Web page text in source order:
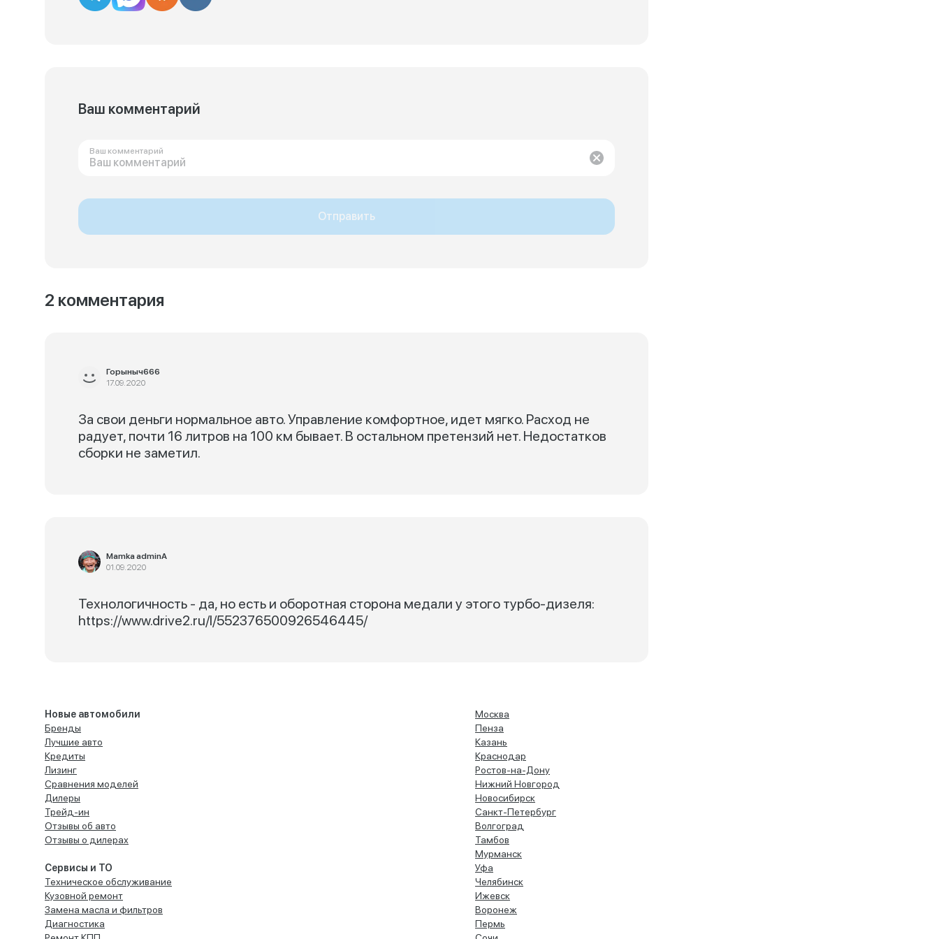
Ваш комментарий
Ваш комментарий
Отправить
2 комментария
Горыныч666
17.09.2020
За свои деньги нормальное авто. Управление комфортное, идет мягко. Расход не
радует, почти 16 литров на 100 км бывает. В остальном претензий нет. Недостатков
сборки не заметил.
Mamka adminA
01.09.2020
Технологичность - да, но есть и оборотная сторона медали у этого турбо-дизеля:
https://www.drive2.ru/l/552376500926546445/
Новые автомобили
Бренды
Лучшие авто
Кредиты
Лизинг
Сравнения моделей
Дилеры
Трейд-ин
Отзывы об авто
Отзывы о дилерах
Сервисы и ТО
Техническое обслуживание
Кузовной ремонт
Замена масла и фильтров
Диагностика
Москва
Пенза
Казань
Краснодар
Ростов-на-Дону
Нижний Новгород
Новосибирск
Санкт-Петербург
Волгоград
Тамбов
Мурманск
Уфа
Челябинск
Ижевск
Воронеж
Пермь